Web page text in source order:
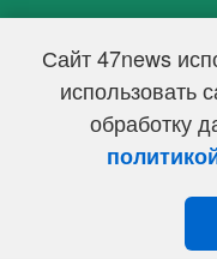
Сайт 47news
использовать
обработку
47 новостей (47 news)
Свидетельство о
Федеральной службой
информационных